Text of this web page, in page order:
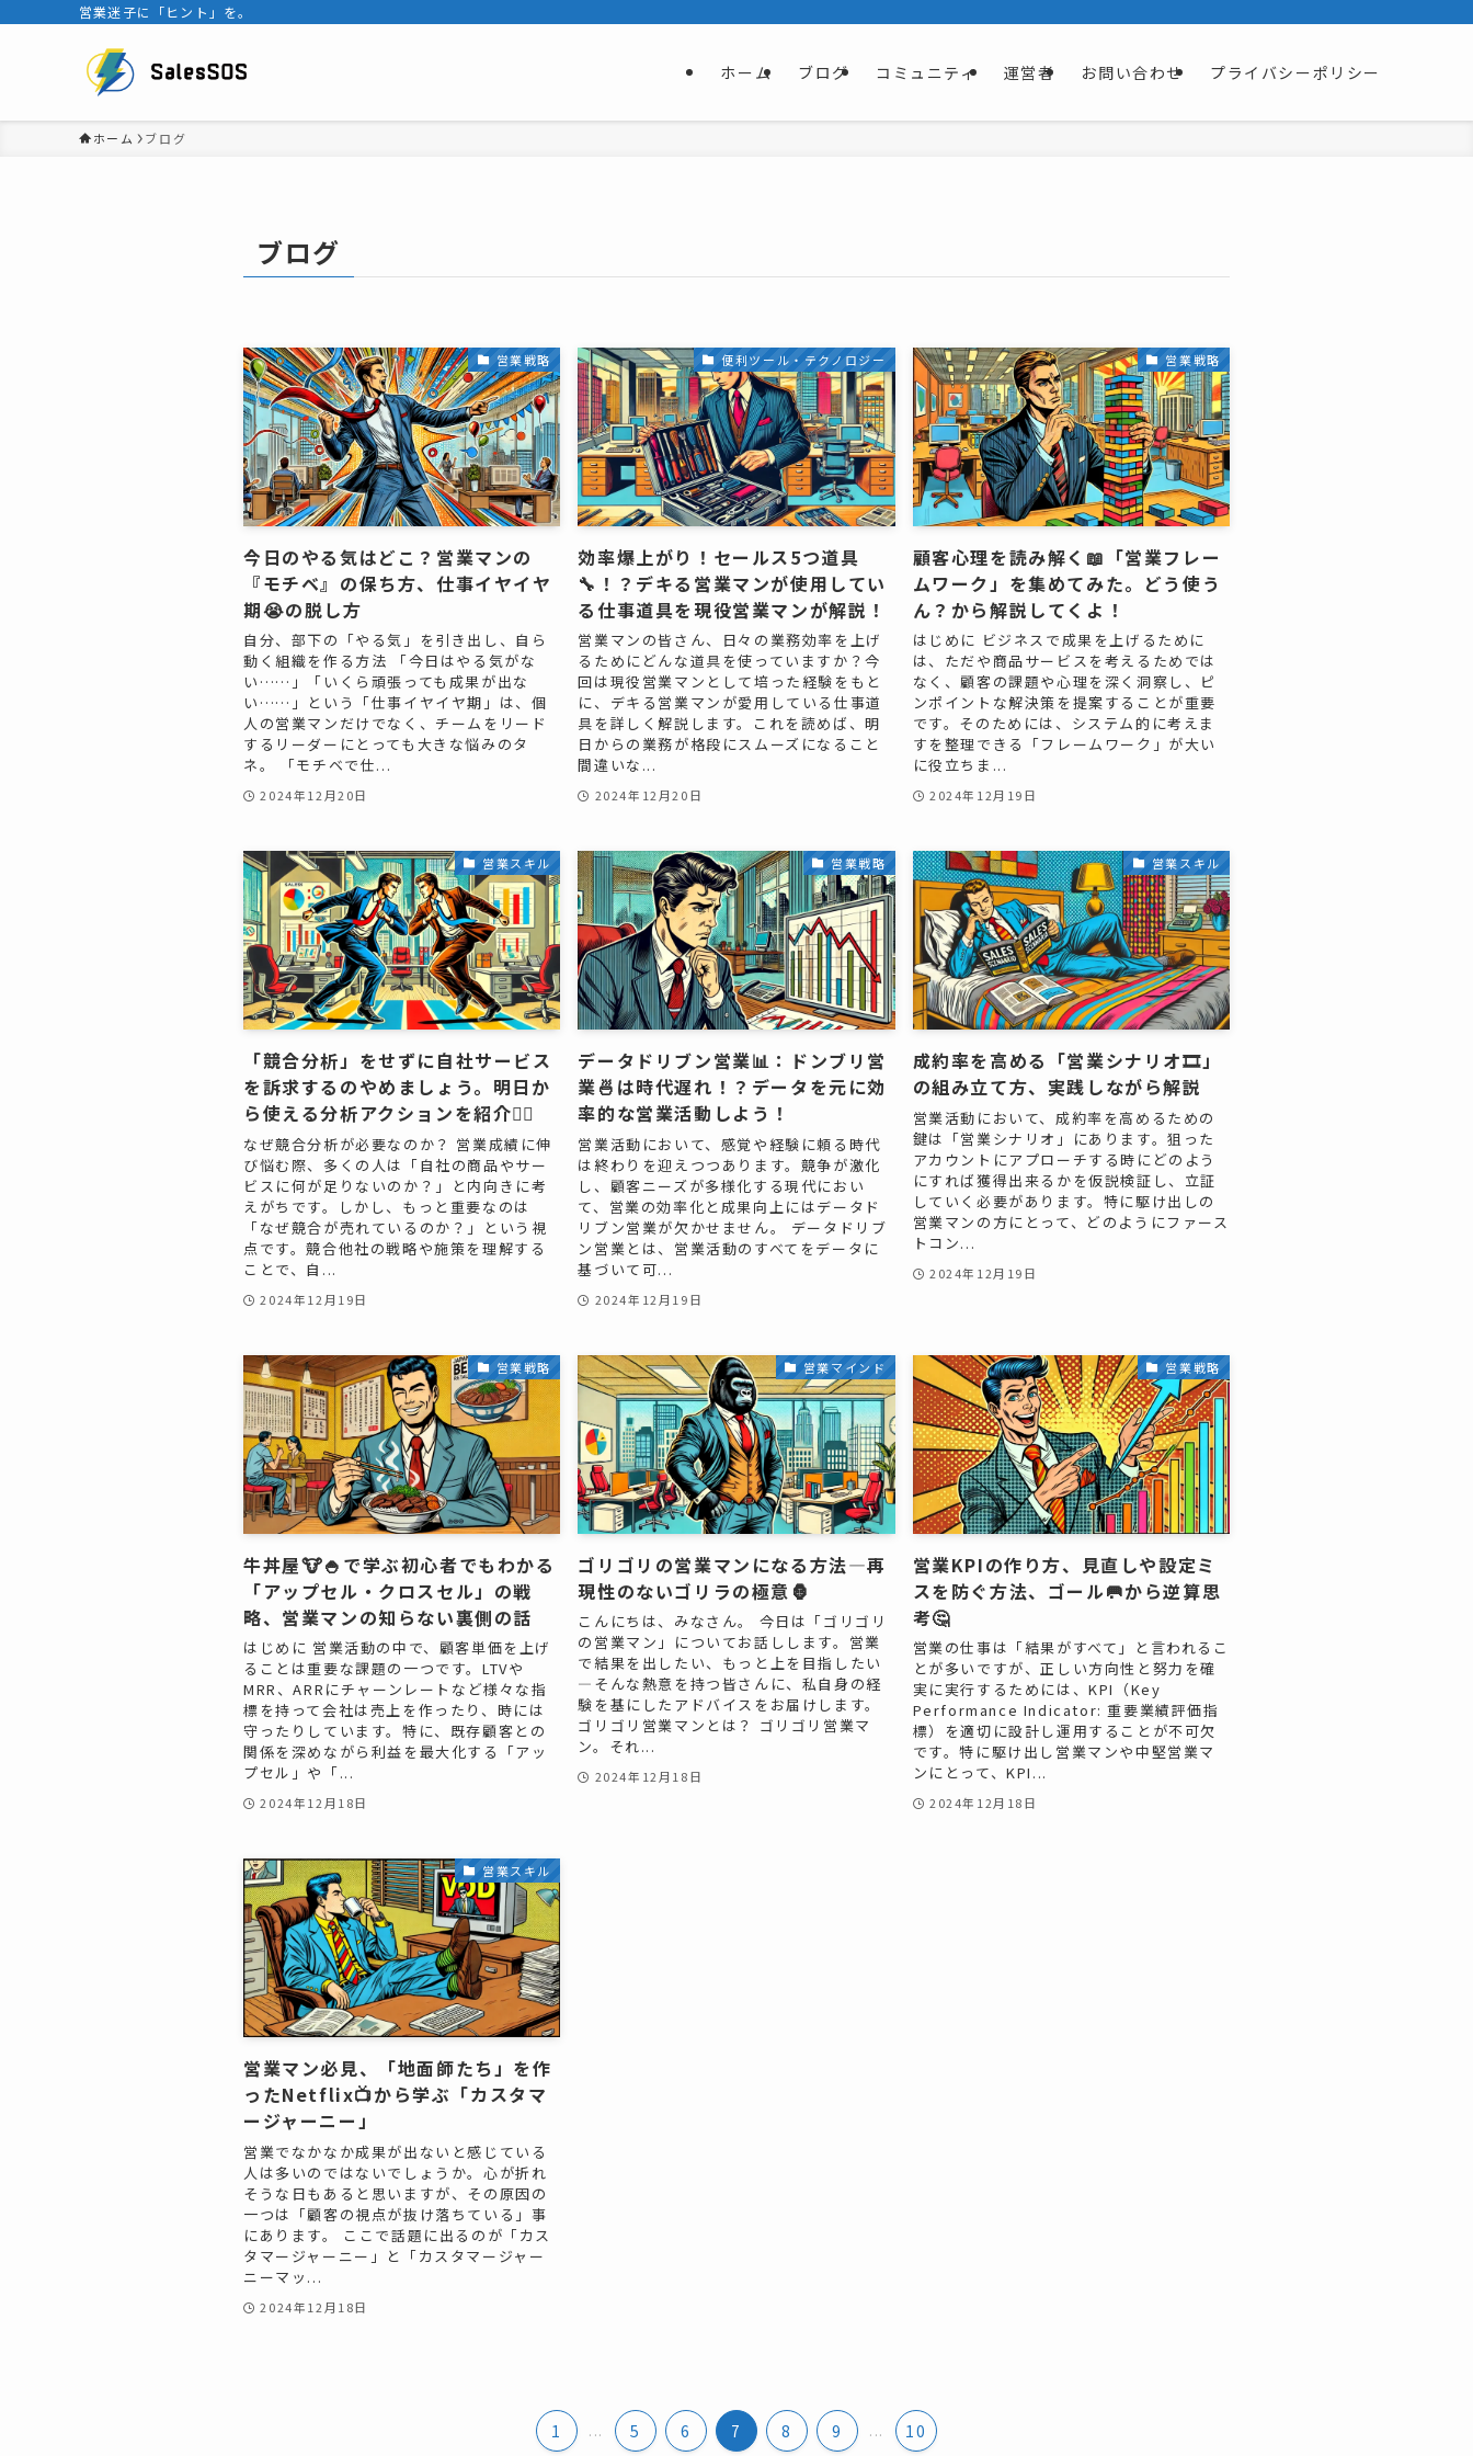
営業迷子に「ヒント」を。
ホーム ブログ コミュニティ 運営者 お問い合わせ プライバシーポリシー
ホーム ブログ
ブログ
営業戦略
今日のやる気はどこ？営業マンの
『モチベ』の保ち方、仕事イヤイヤ
期😭の脱し方
自分、部下の「やる気」を引き出し、自ら
動く組織を作る方法 「今日はやる気がな
い……」「いくら頑張っても成果が出な
い……」という「仕事イヤイヤ期」は、個
人の営業マンだけでなく、チームをリード
するリーダーにとっても大きな悩みのタ
ネ。 「モチベで仕...
2024年12月20日
便利ツール・テクノロジー
効率爆上がり！セールス5つ道具
🔧！？デキる営業マンが使用してい
る仕事道具を現役営業マンが解説！
営業マンの皆さん、日々の業務効率を上げ
るためにどんな道具を使っていますか？今
回は現役営業マンとして培った経験をもと
に、デキる営業マンが愛用している仕事道
具を詳しく解説します。これを読めば、明
日からの業務が格段にスムーズになること
間違いな...
2024年12月20日
営業戦略
顧客心理を読み解く📖「営業フレー
ムワーク」を集めてみた。どう使う
ん？から解説してくよ！
はじめに ビジネスで成果を上げるために
は、ただや商品サービスを考えるためでは
なく、顧客の課題や心理を深く洞察し、ピ
ンポイントな解決策を提案することが重要
です。そのためには、システム的に考えま
すを整理できる「フレームワーク」が大い
に役立ちま...
2024年12月19日
営業スキル
「競合分析」をせずに自社サービス
を訴求するのやめましょう。明日か
ら使える分析アクションを紹介💁‍♀️
なぜ競合分析が必要なのか？ 営業成績に伸
び悩む際、多くの人は「自社の商品やサー
ビスに何が足りないのか？」と内向きに考
えがちです。しかし、もっと重要なのは
「なぜ競合が売れているのか？」という視
点です。競合他社の戦略や施策を理解する
ことで、自...
2024年12月19日
営業戦略
データドリブン営業📊：ドンブリ営
業🍜は時代遅れ！？データを元に効
率的な営業活動しよう！
営業活動において、感覚や経験に頼る時代
は終わりを迎えつつあります。競争が激化
し、顧客ニーズが多様化する現代におい
て、営業の効率化と成果向上にはデータド
リブン営業が欠かせません。 データドリブ
ン営業とは、営業活動のすべてをデータに
基づいて可...
2024年12月19日
営業スキル
成約率を高める「営業シナリオ🎞️」
の組み立て方、実践しながら解説
営業活動において、成約率を高めるための
鍵は「営業シナリオ」にあります。狙った
アカウントにアプローチする時にどのよう
にすれば獲得出来るかを仮説検証し、立証
していく必要があります。特に駆け出しの
営業マンの方にとって、どのようにファース
トコン...
2024年12月19日
営業戦略
牛丼屋🐮🍚で学ぶ初心者でもわかる
「アップセル・クロスセル」の戦
略、営業マンの知らない裏側の話
はじめに 営業活動の中で、顧客単価を上げ
ることは重要な課題の一つです。LTVや
MRR、ARRにチャーンレートなど様々な指
標を持って会社は売上を作ったり、時には
守ったりしています。特に、既存顧客との
関係を深めながら利益を最大化する「アッ
プセル」や「...
2024年12月18日
営業マインド
ゴリゴリの営業マンになる方法—再
現性のないゴリラの極意🦍
こんにちは、みなさん。 今日は「ゴリゴリ
の営業マン」についてお話しします。営業
で結果を出したい、もっと上を目指したい
—そんな熱意を持つ皆さんに、私自身の経
験を基にしたアドバイスをお届けします。
ゴリゴリ営業マンとは？ ゴリゴリ営業マ
ン。それ...
2024年12月18日
営業戦略
営業KPIの作り方、見直しや設定ミ
スを防ぐ方法、ゴール🥅から逆算思
考🤔
営業の仕事は「結果がすべて」と言われるこ
とが多いですが、正しい方向性と努力を確
実に実行するためには、KPI（Key
Performance Indicator: 重要業績評価指
標）を適切に設計し運用することが不可欠
です。特に駆け出し営業マンや中堅営業マ
ンにとって、KPI...
2024年12月18日
営業スキル
営業マン必見、「地面師たち」を作
ったNetflix📺️から学ぶ「カスタマ
ージャーニー」
営業でなかなか成果が出ないと感じている
人は多いのではないでしょうか。心が折れ
そうな日もあると思いますが、その原因の
一つは「顧客の視点が抜け落ちている」事
にあります。 ここで話題に出るのが「カス
タマージャーニー」と「カスタマージャー
ニーマッ...
2024年12月18日
1 ... 5 6 7 8 9 ... 10